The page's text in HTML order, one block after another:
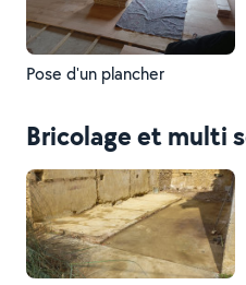
Pose d'un plancher
Bricolage et multi